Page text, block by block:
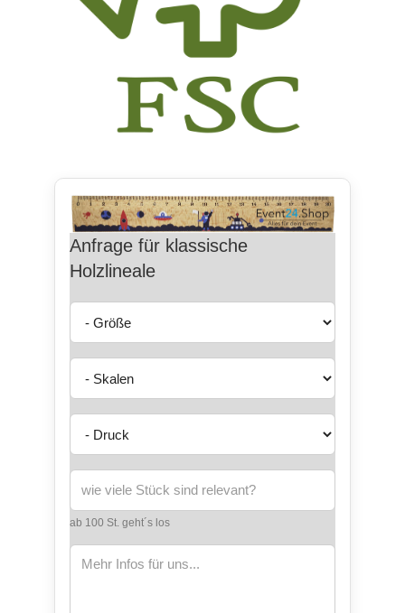
Anfrage für klassische
Holzlineale
ab 100 St. geht´s los